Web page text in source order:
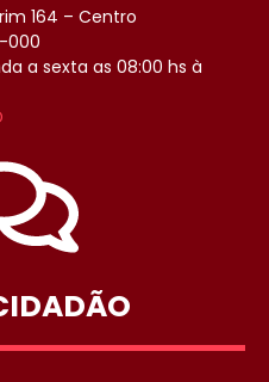
164 – Centro
000
a sexta as 08:00 hs à